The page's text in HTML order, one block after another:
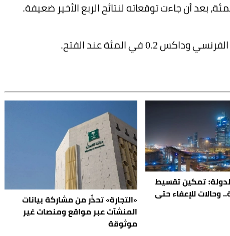
تمكين تقسيط
25 سنة.. وحالات للإعفاء حتى
«التجارة» تحذّر من مشاركة بيانات
المنشآت عبر مواقع ومنصات غير
موثوقة